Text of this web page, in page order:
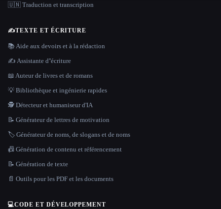
🇺🇳 Traduction et transcription
✍️TEXTE ET ÉCRITURE
📚 Aide aux devoirs et à la rédaction
✍️ Assistante d''écriture
📖 Auteur de livres et de romans
💡 Bibliothèque et ingénierie rapides
🕵️ Détecteur et humaniseur d'IA
📝 Générateur de lettres de motivation
🏷️ Générateur de noms, de slogans et de noms
📠 Génération de contenu et référencement
📝 Génération de texte
📄 Outils pour les PDF et les documents
💻CODE ET DÉVELOPPEMENT